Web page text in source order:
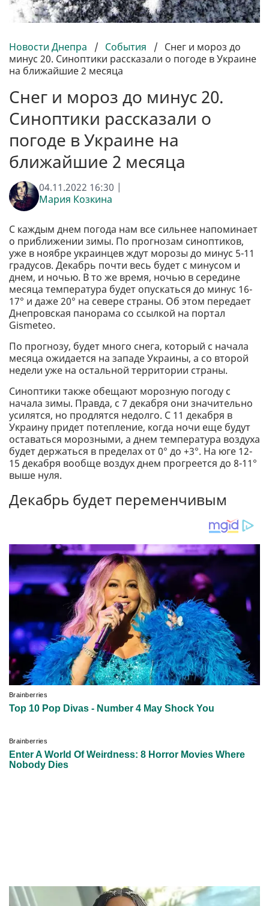
Новости Днепра / События / Снег и мороз до
минус 20. Синоптики рассказали о погоде в Украине
на ближайшие 2 месяца
Снег и мороз до минус 20.
Синоптики рассказали о
погоде в Украине на
ближайшие 2 месяца
04.11.2022 16:30 |
Мария Козкина
С каждым днем погода нам все сильнее напоминает
о приближении зимы. По прогнозам синоптиков,
уже в ноябре украинцев ждут морозы до минус 5-11
градусов. Декабрь почти весь будет с минусом и
днем, и ночью. В то же время, ночью в середине
месяца температура будет опускаться до минус 16-
17° и даже 20° на севере страны. Об этом передает
Днепровская панорама со ссылкой на портал
Gismeteo.
По прогнозу, будет много снега, который с начала
месяца ожидается на западе Украины, а со второй
недели уже на остальной территории страны.
Синоптики также обещают морозную погоду с
начала зимы. Правда, с 7 декабря они значительно
усилятся, но продлятся недолго. С 11 декабря в
Украину придет потепление, когда ночи еще будут
оставаться морозными, а днем температура воздуха
будет держаться в пределах от 0° до +3°. На юге 12-
15 декабря вообще воздух днем прогреется до 8-11°
выше нуля.
Декабрь будет переменчивым